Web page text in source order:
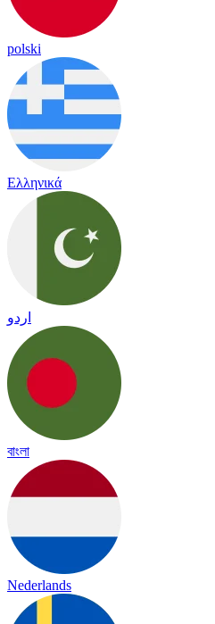
polski
Ελληνικά
اردو
বাংলা
Nederlands